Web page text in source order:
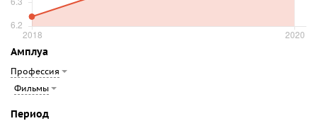
Амплуа
Профессия
Фильмы
Период